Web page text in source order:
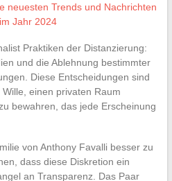
neuesten Trends und Nachrichten
Jahr 2024
Praktiken der Distanzierung:
und die Ablehnung bestimmter
Diese Entscheidungen sind
einen privaten Raum
bewahren, das jede Erscheinung
von Anthony Favalli besser zu
dass diese Diskretion ein
an Transparenz. Das Paar